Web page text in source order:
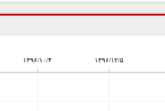
۱۳۹۶/۱۰/۴ ۱۳۹۶/۱۲/۵